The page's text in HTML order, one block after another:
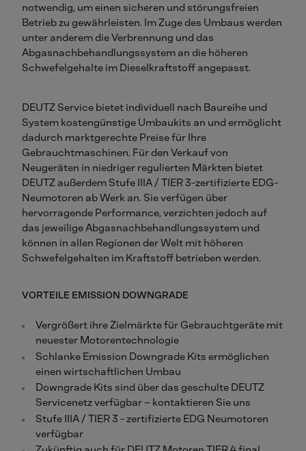
notwendig, um einen sicheren und störungsfreien
Betrieb zu gewährleisten. Im Zuge des Umbaus werden
unter anderem die Verbrennung und das
Abgasnachbehandlungssystem an die höheren
Schwefelgehalte im Dieselkraftstoff angepasst.
DEUTZ Service bietet individuell nach Baureihe und
System kostengünstige Umbaukits an und ermöglicht
dadurch marktgerechte Preise für Ihre
Gebrauchtmaschinen. Für den Verkauf von
Neugeräten in niedriger regulierten Märkten bietet
DEUTZ außerdem Stufe IIIA / TIER 3-zertifizierte EDG-
Neumotoren ab Werk an. Sie verfügen über
hervorragende Performance, verzichten jedoch auf
das jeweilige Abgasnachbehandlungssystem und
können in allen Regionen der Welt mit höheren
Schwefelgehalten im Kraftstoff betrieben werden.
VORTEILE EMISSION DOWNGRADE
Vergrößert ihre Zielmärkte für Gebrauchtgeräte mit
neuester Motorentechnologie
Schlanke Emission Downgrade Kits ermöglichen
einen wirtschaftlichen Umbau
Downgrade Kits sind über das geschulte DEUTZ
Servicenetz verfügbar – kontaktieren Sie uns
Stufe IIIA / TIER 3 - zertifizierte EDG Neumotoren
verfügbar